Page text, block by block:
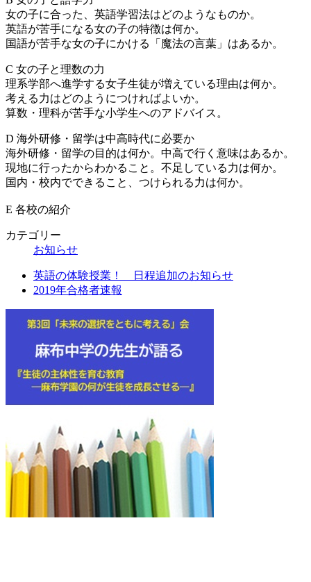
女の子に合った、英語学習法はどのようなものか。
英語が苦手になる女の子の特徴は何か。
国語が苦手な女の子にかける「魔法の言葉」はあるか。
C 女の子と理数の力
理系学部へ進学する女子生徒が増えている理由は何か。
考える力はどのようにつければよいか。
算数・理科が苦手な小学生へのアドバイス。
D 海外研修・留学は中高時代に必要か
海外研修・留学の目的は何か。中高で行く意味はあるか。
現地に行ったからわかること。不足している力は何か。
国内・校内でできること、つけられる力は何か。
E 各校の紹介
カテゴリー
お知らせ
英語の体験授業！ 日程追加のお知らせ
2019年合格者速報